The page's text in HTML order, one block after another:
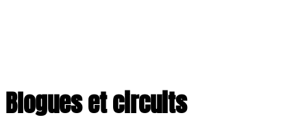
Blogues et circuits